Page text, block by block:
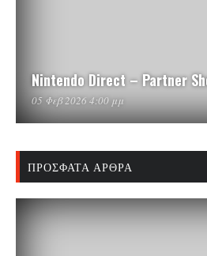
Nintendo Direct – Partner
05 Φεβ 2026 4:00 μμ
ΠΡΌΣΦΑΤΑ ΆΡΘΡΑ